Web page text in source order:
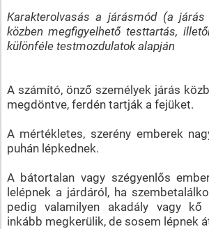
Karakterolvasás a járásmód (a
közben megfigyelhető testtartás,
különféle testmozdulatok alapján
A számító, önző személyek járás
megdöntve, ferdén tartják a fejüket.
A mértékletes, szerény emberek
puhán lépkednek.
A bátortalan vagy szégyenlős
lelépnek a járdáról, ha
pedig valamilyen akadály vagy
inkább megkerülik, de sosem lépnek